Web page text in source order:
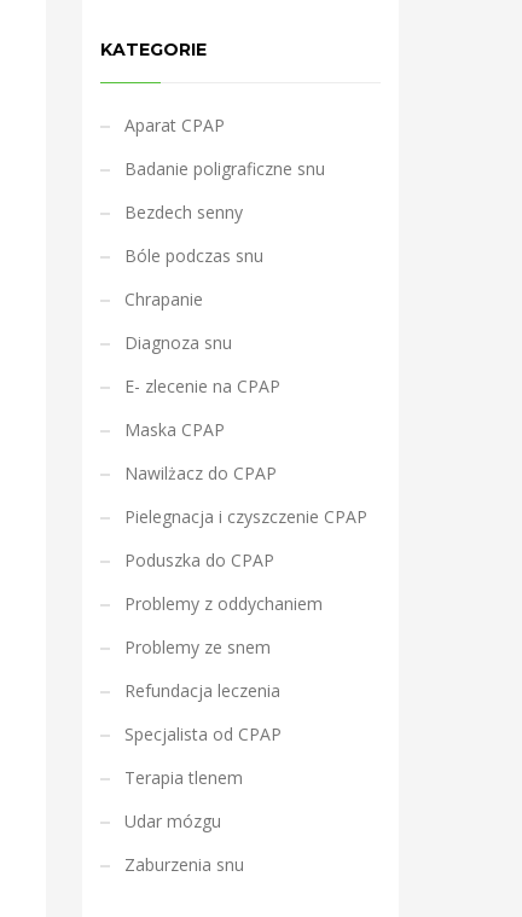
KATEGORIE
Aparat CPAP
Badanie poligraficzne snu
Bezdech senny
Bóle podczas snu
Chrapanie
Diagnoza snu
E- zlecenie na CPAP
Maska CPAP
Nawilżacz do CPAP
Pielegnacja i czyszczenie CPAP
Poduszka do CPAP
Problemy z oddychaniem
Problemy ze snem
Refundacja leczenia
Specjalista od CPAP
Terapia tlenem
Udar mózgu
Zaburzenia snu